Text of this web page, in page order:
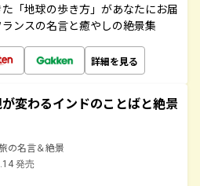
「地球の歩き方」があなたにお届
ンスの名言と癒やしの絶景集
詳細を見る
変わるインドのことばと絶景
の名言＆絶景
発売